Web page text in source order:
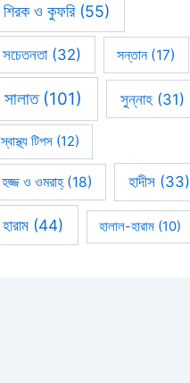
শিরক ও কুফরি(55)
সচেতনতা(32) সন্তান(17)
সালাত(101) সুন্নাহ(31)
স্বাস্থ্য টিপস (12)
হজ্জ ও ওমরাহ্‌(18) হাদীস (33)
হারাম (44) হালাল-হারাম (10)